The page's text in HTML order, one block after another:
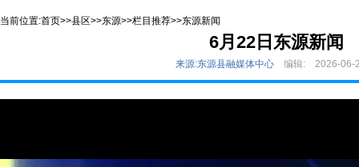
当前位置:首页>>县区>>东源>>栏目推荐>>东源新闻
6月22日东源新闻
来源:东源县融媒体中心 编辑: 2026-06-